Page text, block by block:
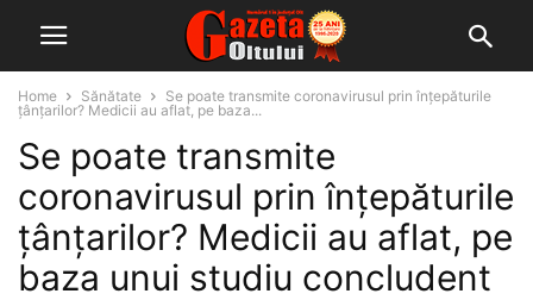
Home Sănătate
Se poate transmite coronavirusul prin înțepăturile
țânțarilor? Medicii au aflat, pe baza...
Se poate transmite
coronavirusul prin înțepăturile
țânțarilor? Medicii au aflat, pe
baza unui studiu concludent